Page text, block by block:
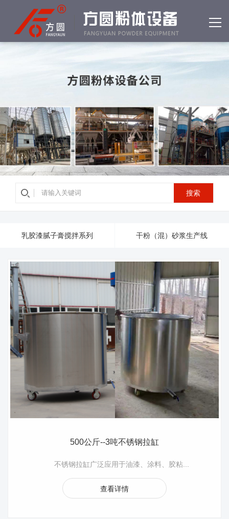
公司简介
资质荣誉
联系我们
乳胶漆腻子膏搅拌系列 干粉（混）砂浆生产线
500公斤--3吨不锈钢拉缸
不锈钢拉缸广泛应用于油漆、涂料、胶粘...
查看详情